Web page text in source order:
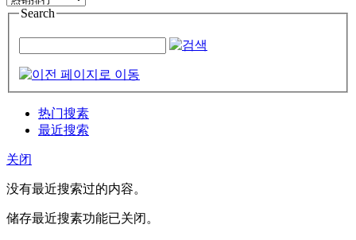
Search
热门搜素
最近搜索
关闭
没有最近搜索过的内容。
储存最近搜素功能已关闭。